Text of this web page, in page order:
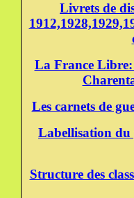
Livrets de
La France
Les carnets de
Labellisation
Structure des